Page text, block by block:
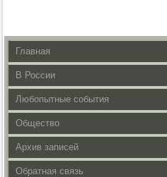
Главная
В России
Любопытные события
Общество
Архив записей
Обратная связь